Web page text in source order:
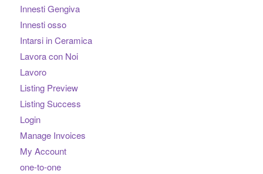
Innesti Gengiva
Innesti osso
Intarsi in Ceramica
Lavora con Noi
Lavoro
Listing Preview
Listing Success
Login
Manage Invoices
My Account
one-to-one